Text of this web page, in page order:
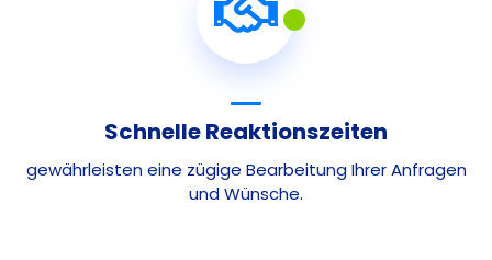
Schnelle Reaktionszeiten
gewährleisten eine zügige Bearbeitung Ihrer Anfragen
und Wünsche.